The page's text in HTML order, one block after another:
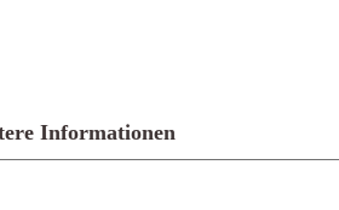
Informationen